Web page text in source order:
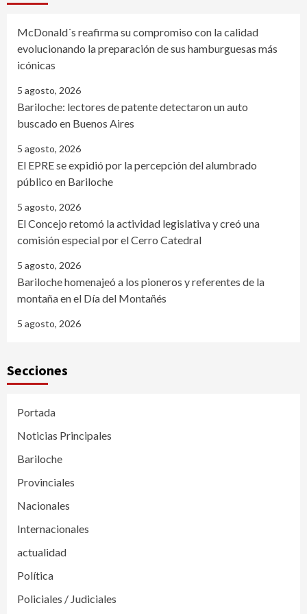
McDonald´s reafirma su compromiso con la calidad
evolucionando la preparación de sus hamburguesas más
icónicas
5 agosto, 2026
Bariloche: lectores de patente detectaron un auto
buscado en Buenos Aires
5 agosto, 2026
El EPRE se expidió por la percepción del alumbrado
público en Bariloche
5 agosto, 2026
El Concejo retomó la actividad legislativa y creó una
comisión especial por el Cerro Catedral
5 agosto, 2026
Bariloche homenajeó a los pioneros y referentes de la
montaña en el Día del Montañés
5 agosto, 2026
Secciones
Portada
Noticias Principales
Bariloche
Provinciales
Nacionales
Internacionales
actualidad
Política
Policiales / Judiciales